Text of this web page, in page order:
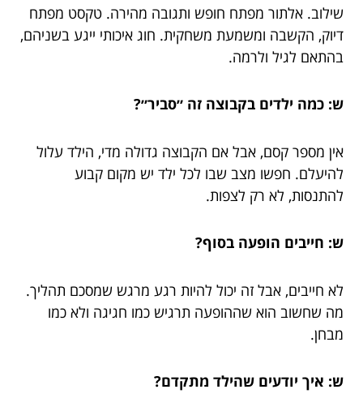
שילוב. אלתור מפתח חופש ותגובה מהירה. טקסט מפתח
דיוק, הקשבה ומשמעת משחקית. חוג איכותי ייגע בשניהם,
בהתאם לגיל ולרמה.
ש: כמה ילדים בקבוצה זה ״סביר״?
אין מספר קסם, אבל אם הקבוצה גדולה מדי, הילד עלול
להיעלם. חפשו מצב שבו לכל ילד יש מקום קבוע
להתנסות, לא רק לצפות.
ש: חייבים הופעה בסוף?
לא חייבים, אבל זה יכול להיות רגע מרגש שמסכם תהליך.
מה שחשוב הוא שההופעה תרגיש כמו חגיגה ולא כמו
מבחן.
ש: איך יודעים שהילד מתקדם?